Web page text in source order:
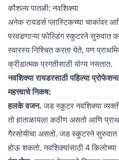
कौशल्य पातळी: नवशिक्या
अनेक रायडर्स प्लास्टिकच्या चाकांवर
परवडणाऱ्या फोल्डिंग स्कुटरने सुरुवात
स्वारस्य निश्चित करता येते, पण
क्रीडात्मक प्रगतीसाठी योग्य नसतात.
नवशिक्या रायडरसाठी पहिल्या
महत्त्वाचे निकष:
हलके वजन.जड स्कुटर नवशिक्या
तो हाताळायला कठीण असतो आणि
गैरसोयीचा असतो. जड स्कुटरने सुरुवात
होऊ शकतो. नवशिक्यांसाठी 4